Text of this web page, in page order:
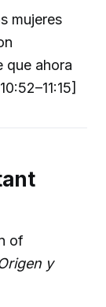
mujeres
que ahora
of
y